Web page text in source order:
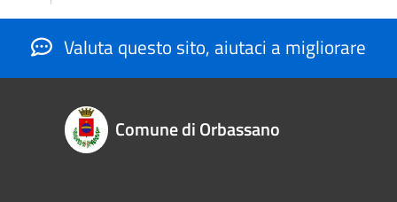
Valuta questo sito, aiutaci a migliorare
Comune di Orbassano